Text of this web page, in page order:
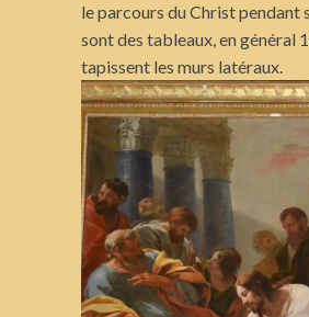
le parcours du Christ pendant
sont des tableaux, en général
tapissent les murs latéraux.